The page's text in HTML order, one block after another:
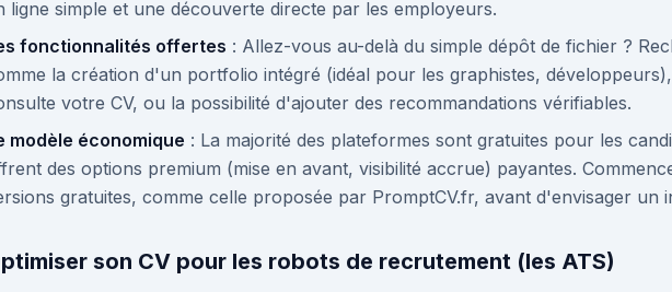
ligne simple et une découverte directe par les employeurs.
fonctionnalités offertes : Allez-vous au-delà du simple dépôt de fichier ?
la création d'un portfolio intégré (idéal pour les graphistes,
votre CV, ou la possibilité d'ajouter des recommandations vérifiables.
modèle économique : La majorité des plateformes sont gratuites pour les
des options premium (mise en avant, visibilité accrue) payantes.
gratuites, comme celle proposée par PromptCV.fr, avant d'envisager un
son CV pour les robots de recrutement (les ATS)